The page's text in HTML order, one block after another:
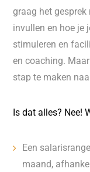
graag het
invullen en hoe je
stimuleren en
en coaching.
stap te maken
Is dat alles? Nee!
Een
maand,